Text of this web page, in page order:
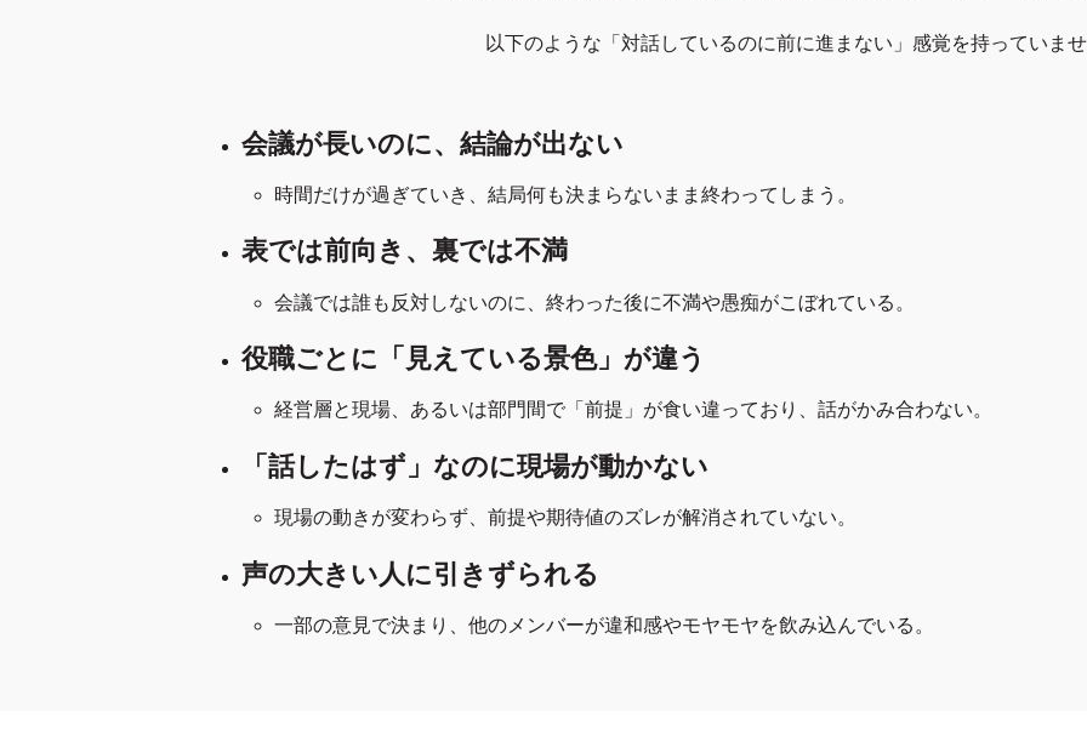
以下のような「対話しているのに前に進まない」感覚を持っていま
会議が長いのに、結論が出ない
時間だけが過ぎていき、結局何も決まらないまま終わってしまう。
表では前向き、裏では不満
会議では誰も反対しないのに、終わった後に不満や愚痴がこぼれている。
役職ごとに「見えている景色」が違う
経営層と現場、あるいは部門間で「前提」が食い違っており、話がかみ合わない。
「話したはず」なのに現場が動かない
現場の動きが変わらず、前提や期待値のズレが解消されていない。
声の大きい人に引きずられる
一部の意見で決まり、他のメンバーが違和感やモヤモヤを飲み込んでいる。